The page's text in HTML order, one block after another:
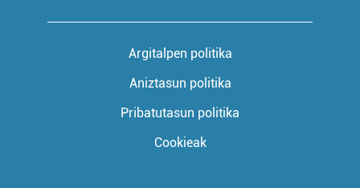
Argitalpen politika
Aniztasun politika
Pribatutasun politika
Cookieak